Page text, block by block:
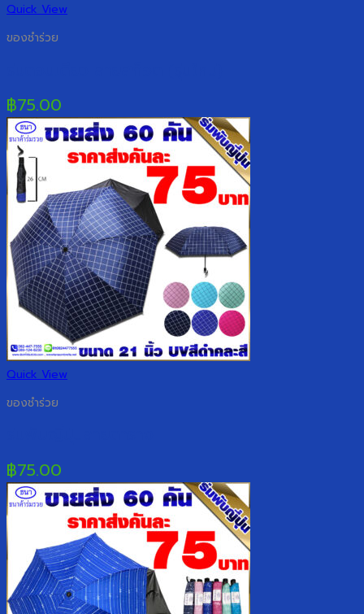
Quick View
ของชำร่วย
฿75.00
Quick View
ของชำร่วย
฿75.00